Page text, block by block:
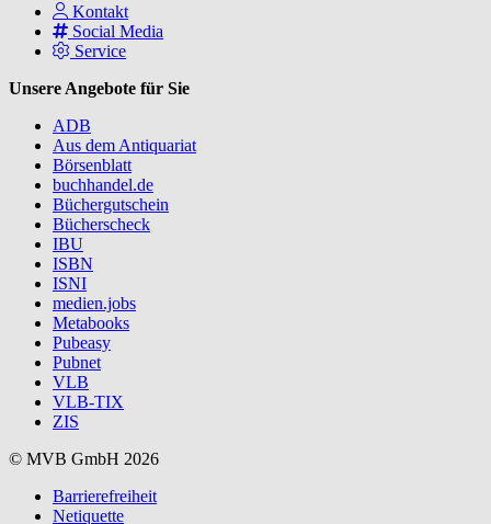
Kontakt
Social Media
Service
Unsere Angebote für Sie
ADB
Aus dem Antiquariat
Börsenblatt
buchhandel.de
Büchergutschein
Bücherscheck
IBU
ISBN
ISNI
medien.jobs
Metabooks
Pubeasy
Pubnet
VLB
VLB-TIX
ZIS
© MVB GmbH 2026
Barrierefreiheit
Netiquette